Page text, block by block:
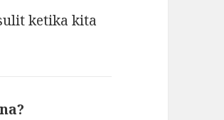
ketika kita